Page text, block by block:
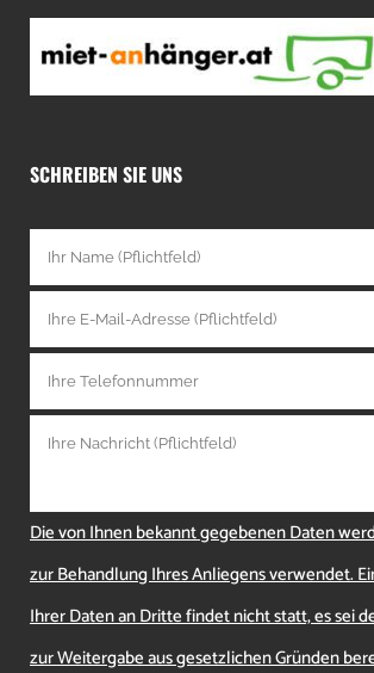
SCHREIBEN SIE UNS
Die von Ihnen bekannt gegebenen Daten
zur Behandlung Ihres Anliegens verwendet.
Ihrer Daten an Dritte findet nicht statt, es sei
zur Weitergabe aus gesetzlichen Gründen